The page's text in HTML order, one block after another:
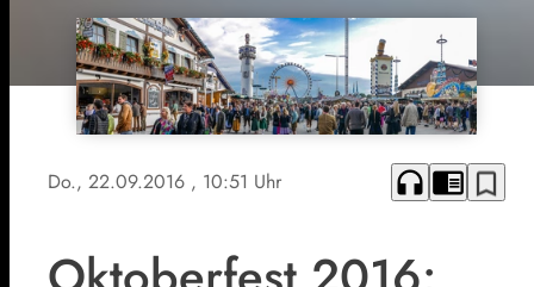
Do., 22.09.2016 , 10:51 Uhr headphones chrome_reader_mode bookmark_border